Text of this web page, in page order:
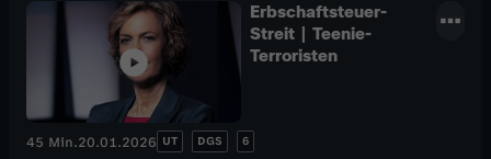
Erbschaftsteuer-
Streit | Teenie-
Terroristen
45 Min.20.01.2026 UT DGS 6